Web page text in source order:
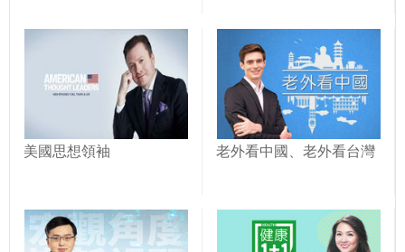
美國思想領袖 老外看中國、老外看台灣